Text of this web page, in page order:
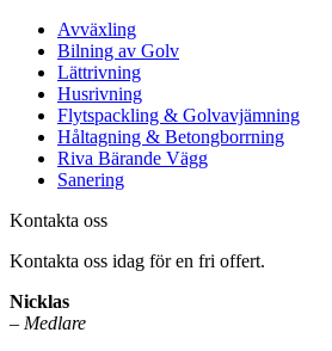
Avväxling
Bilning av Golv
Lättrivning
Husrivning
Flytspackling & Golvavjämning
Håltagning & Betongborrning
Riva Bärande Vägg
Sanering
Kontakta oss
Kontakta oss idag för en fri offert.
Nicklas
– Medlare